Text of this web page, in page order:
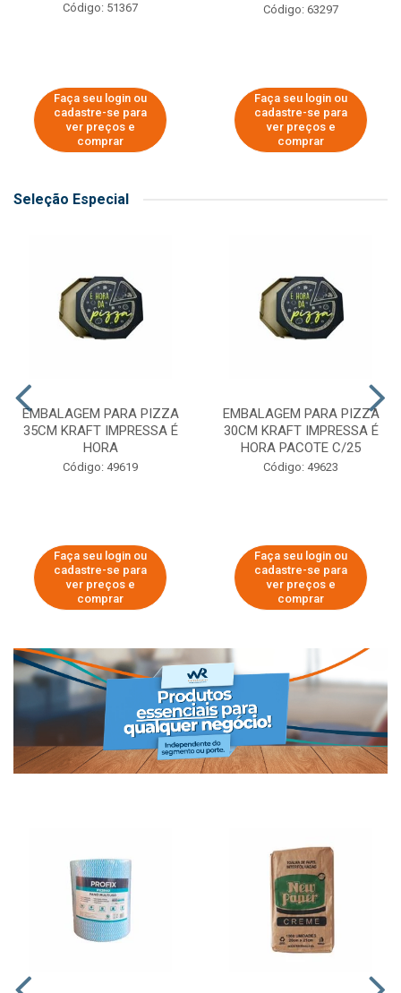
Código: 51367
Faça seu login ou
cadastre-se para
ver preços e
comprar
Código: 63297
Faça seu login ou
cadastre-se para
ver preços e
comprar
Seleção Especial
EMBALAGEM PARA PIZZA
35CM KRAFT IMPRESSA É
HORA
Código: 49619
Faça seu login ou
cadastre-se para
ver preços e
comprar
EMBALAGEM PARA PIZZA
30CM KRAFT IMPRESSA É
HORA PACOTE C/25
Código: 49623
Faça seu login ou
cadastre-se para
ver preços e
comprar